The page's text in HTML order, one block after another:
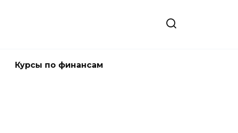
Курсы по финансам